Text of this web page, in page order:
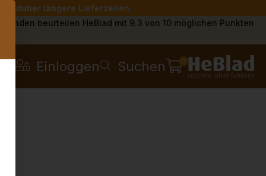
daher längere Lieferzeiten.
Kunden beurteilen HeBlad mit 9.3 von 10 möglichen Punkten
Einloggen Suchen 0